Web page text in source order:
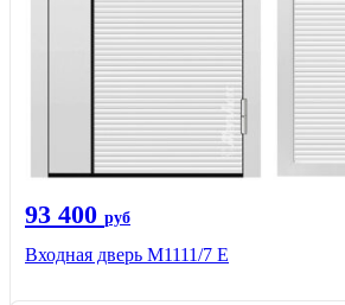
93 400 руб
Входная дверь М1111/7 Е